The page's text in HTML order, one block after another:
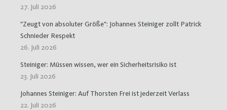
27. Juli 2026
"Zeugt von absoluter Größe": Johannes Steiniger zollt Patrick
Schnieder Respekt
26. Juli 2026
Steiniger: Müssen wissen, wer ein Sicherheitsrisiko ist
23. Juli 2026
Johannes Steiniger: Auf Thorsten Frei ist jederzeit Verlass
22. Juli 2026